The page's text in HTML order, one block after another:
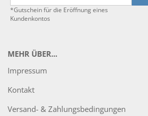
*Gutschein für die Eröffnung eines
Kundenkontos
MEHR ÜBER...
Impressum
Kontakt
Versand- & Zahlungsbedingungen